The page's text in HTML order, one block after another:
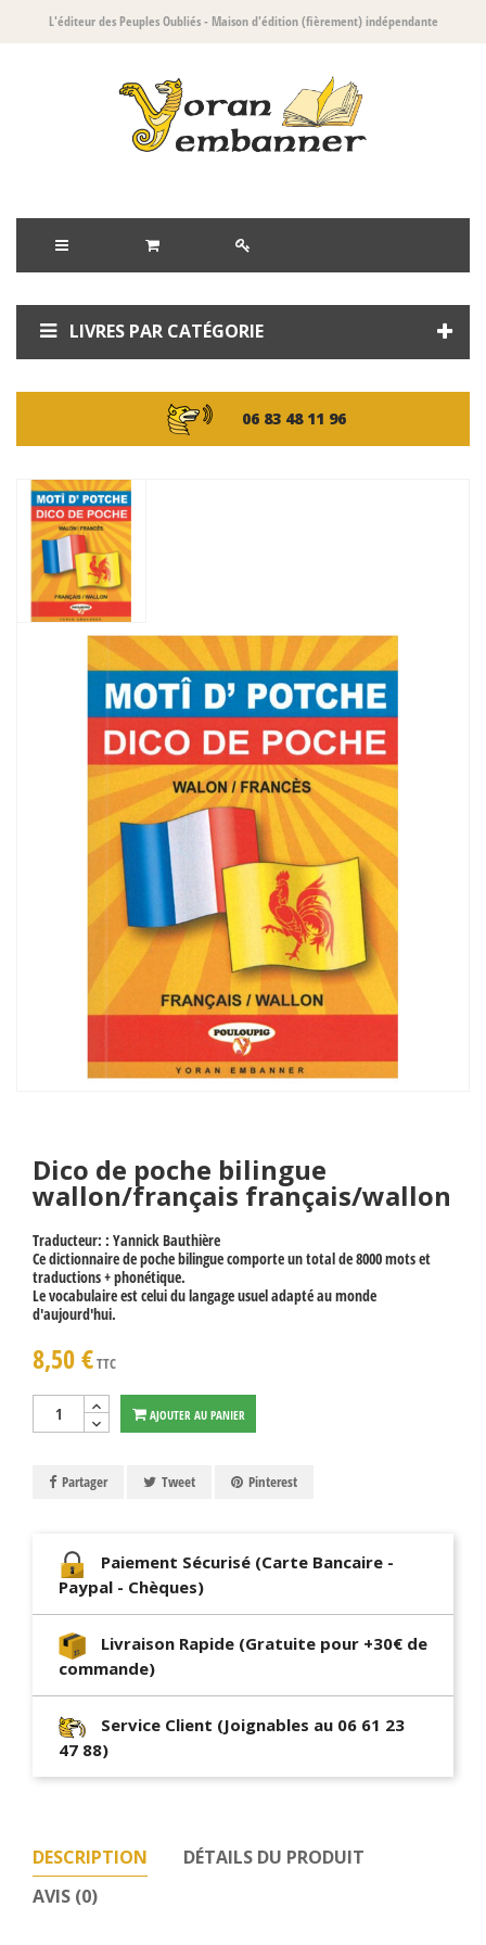
L'éditeur des Peuples Oubliés- Maison d'édition (fièrement) indépendante
LIVRES PAR CATÉGORIE
06 83 48 11 96
Dico de poche bilingue
wallon/français français/wallon
Traducteur: : Yannick Bauthière
Ce dictionnaire de poche bilingue comporte un total de 8000 mots et
traductions + phonétique.
Le vocabulaire est celui du langage usuel adapté au monde
d'aujourd'hui.
8,50 €TTC
AJOUTER AU PANIER
Partager Tweet Pinterest
Paiement Sécurisé (Carte Bancaire -
Paypal - Chèques)
Livraison Rapide (Gratuite pour +30€ de
commande)
Service Client (Joignables au 06 61 23
47 88)
DESCRIPTION
DÉTAILS DU PRODUIT
AVIS (0)